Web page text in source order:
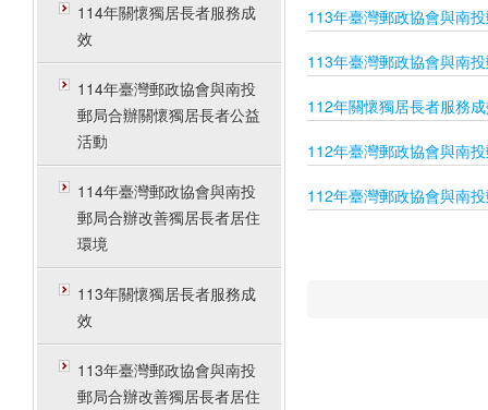
114年關懷獨居長者服務成
效
114年臺灣郵政協會與南投
郵局合辦關懷獨居長者公益
活動
114年臺灣郵政協會與南投
郵局合辦改善獨居長者居住
環境
113年關懷獨居長者服務成
效
113年臺灣郵政協會與南投
郵局合辦改善獨居長者居住
113年臺灣郵政協會與南
113年臺灣郵政協會與南
112年關懷獨居長者服務
112年臺灣郵政協會與南
112年臺灣郵政協會與南